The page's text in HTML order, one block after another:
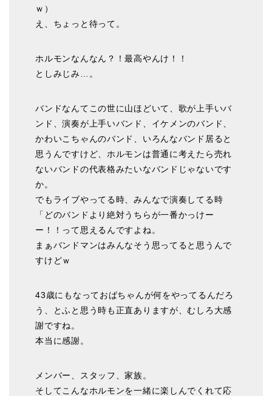
ｗ）
え、ちょっと待って。
ホルモンなんなん？！最高やんけ！！
としみじみ…。
バンドなんてこの世に山ほどいて、歌が上手いバ
ンド、演奏が上手いバンド、イケメンのバンド、
かわいこちゃんのバンド、いろんなバンド居ると
思うんですけど、ホルモンは普通に考えたら売れ
ないバンドの代表格みたいなバンドじゃないです
か。
でもライブやってる時、みんなで演奏してる時
「どのバンドより絶対うちらが一番かっけー
ー！！って思えるんですよね。
まぁバンドマンはみんなそう思ってると思うんで
すけどｗ
43歳にもなっておばちゃんが何をやってるんだろ
う、とふと思う時も正直ありますが、むしろ大感
謝ですね。
本当に感謝。
メンバー、スタッフ、家族。
そしてこんなホルモンを一緒に楽しんでくれて応